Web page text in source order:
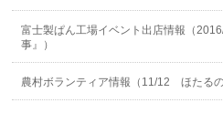
富士製ぱん工場イベント出店情報（
事』）
農村ボランティア情報（11/12 ほたるの